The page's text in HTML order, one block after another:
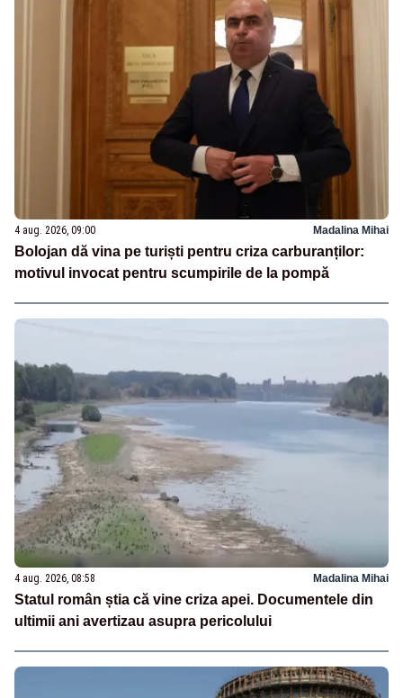
4 aug. 2026, 09:00 Madalina Mihai
Bolojan dă vina pe turiști pentru criza carburanților:
motivul invocat pentru scumpirile de la pompă
4 aug. 2026, 08:58 Madalina Mihai
Statul român știa că vine criza apei. Documentele din
ultimii ani avertizau asupra pericolului